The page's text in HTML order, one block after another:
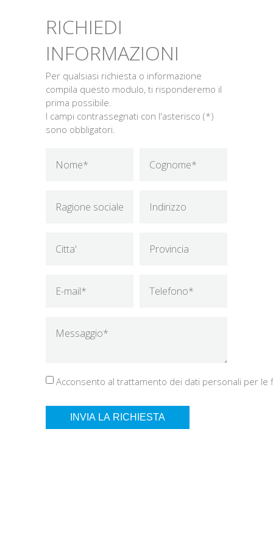
RICHIEDI
INFORMAZIONI
Per qualsiasi richiesta o informazione
compila questo modulo, ti risponderemo il
prima possibile.
I campi contrassegnati con l'asterisco (*)
sono obbligatori.
Acconsento al trattamento dei dati personali per